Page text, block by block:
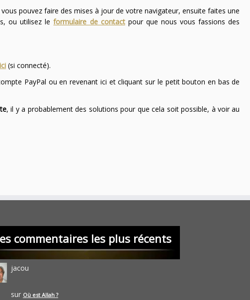
pouvez faire des mises à jour de votre navigateur, ensuite faites une
ou utilisez leformulaire de contactpour que nous vous fassions des
(si connecté).
PayPal ou en revenant ici et cliquant sur le petit bouton en bas de
, il y a probablement des solutions pour que cela soit possible, à voir au
commentaires les plus récents
jacou
sur Où est Allah ?